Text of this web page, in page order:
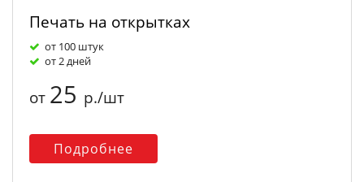
Печать на открытках
от 100 штук
от 2 дней
от 25 р./шт
Подробнее